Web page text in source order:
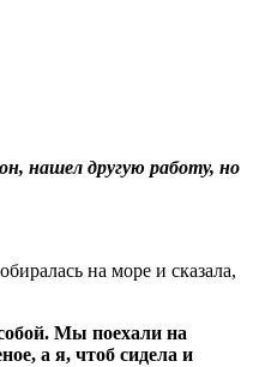
нашел другую работу, но
на море и сказала,
Мы поехали на
а я, чтоб сидела и